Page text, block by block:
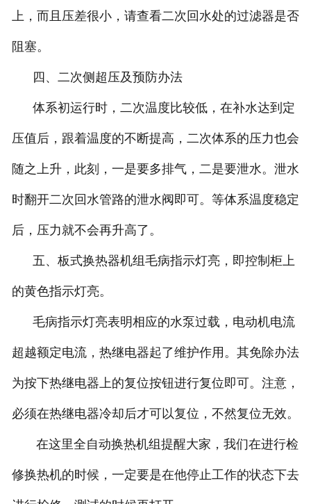
上，而且压差很小，请查看二次回水处的过滤器是否
阻塞。
四、二次侧超压及预防办法
体系初运行时，二次温度比较低，在补水达到定
压值后，跟着温度的不断提高，二次体系的压力也会
随之上升，此刻，一是要多排气，二是要泄水。泄水
时翻开二次回水管路的泄水阀即可。等体系温度稳定
后，压力就不会再升高了。
五、板式换热器机组毛病指示灯亮，即控制柜上
的黄色指示灯亮。
毛病指示灯亮表明相应的水泵过载，电动机电流
超越额定电流，热继电器起了维护作用。其免除办法
为按下热继电器上的复位按钮进行复位即可。注意，
必须在热继电器冷却后才可以复位，不然复位无效。
在这里全自动换热机组提醒大家，我们在进行检
修换热机的时候，一定要是在他停止工作的状态下去